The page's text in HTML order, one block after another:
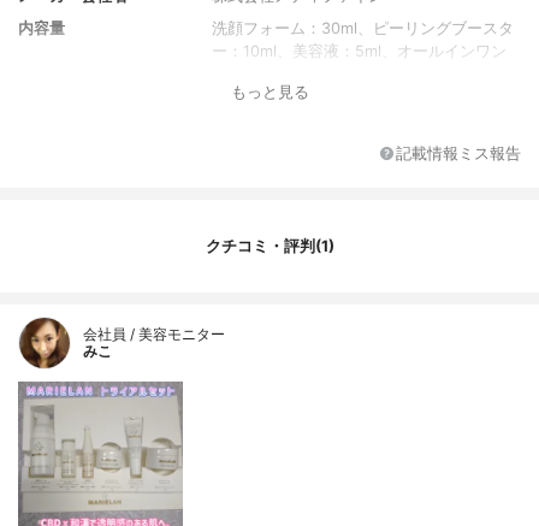
内容量
洗顔フォーム：30ml、ピーリングブースタ
ー：10ml、美容液：5ml、オールインワン
g、ボディクリーム：10g
もっと見る
記載情報ミス報告
クチコミ・評判(1)
会社員 / 美容モニター
みこ